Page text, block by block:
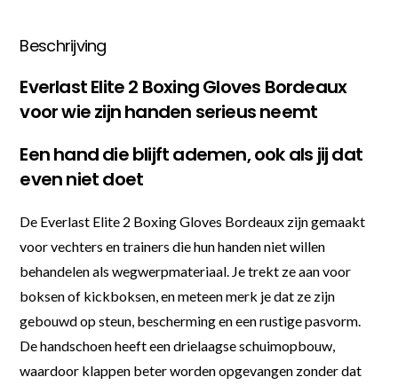
Beschrijving
Everlast Elite 2 Boxing Gloves Bordeaux
voor wie zijn handen serieus neemt
Een hand die blijft ademen, ook als jij dat
even niet doet
De Everlast Elite 2 Boxing Gloves Bordeaux zijn gemaakt
voor vechters en trainers die hun handen niet willen
behandelen als wegwerpmateriaal. Je trekt ze aan voor
boksen of kickboksen, en meteen merk je dat ze zijn
gebouwd op steun, bescherming en een rustige pasvorm.
De handschoen heeft een drielaagse schuimopbouw,
waardoor klappen beter worden opgevangen zonder dat